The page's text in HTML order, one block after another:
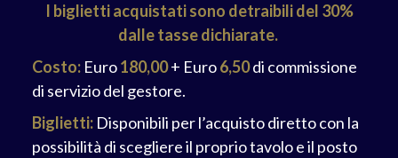
I biglietti acquistati sono detraibili del 30%
dalle tasse dichiarate.
Costo: Euro180,00+ Euro6,50di commissione
di servizio del gestore.
Biglietti: Disponibili per l’acquisto diretto con la
possibilità di scegliere il proprio tavolo e il posto